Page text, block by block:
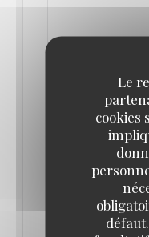
Le
cookies
LE 24/02/2021 DE
Pour vos futurs
Contactez nous